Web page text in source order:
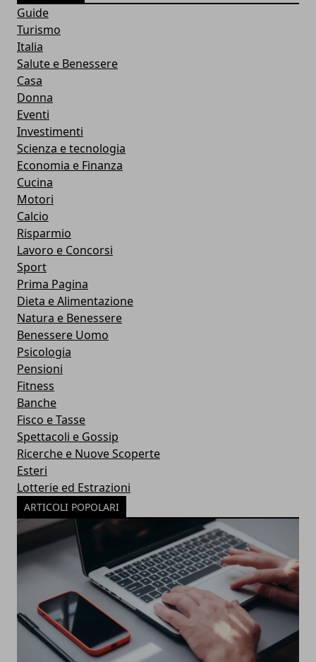
Guide
Turismo
Italia
Salute e Benessere
Casa
Donna
Eventi
Investimenti
Scienza e tecnologia
Economia e Finanza
Cucina
Motori
Calcio
Risparmio
Lavoro e Concorsi
Sport
Prima Pagina
Dieta e Alimentazione
Natura e Benessere
Benessere Uomo
Psicologia
Pensioni
Fitness
Banche
Fisco e Tasse
Spettacoli e Gossip
Ricerche e Nuove Scoperte
Esteri
Lotterie ed Estrazioni
ARTICOLI POPOLARI